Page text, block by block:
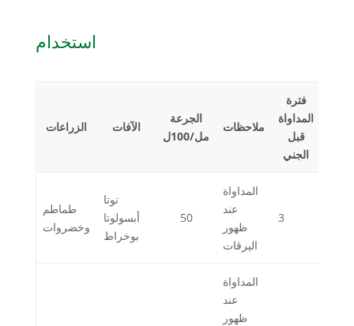
استخدام
الزراعات الآفات
الجرعة
مل/100ل
ملاحظات
فترة
المداواة
قبل
الجني
طماطم
وخضروات
توتا
أبسولوتا
بوخراط
50
المداواة
عند
ظهور
اليرقات
3
المداواة
عند
ظهور